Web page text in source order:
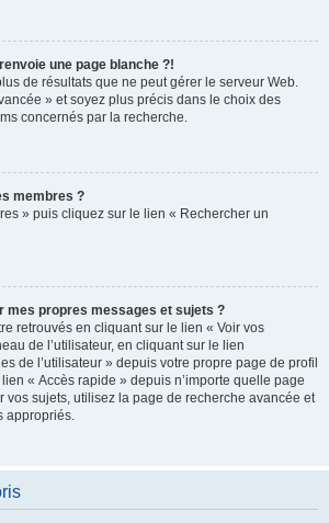
une page blanche ?!
de résultats que ne peut gérer le serveur Web.
» et soyez plus précis dans le choix des
concernés par la recherche.
membres ?
» puis cliquez sur le lien « Rechercher un
mes propres messages et sujets ?
retrouvés en cliquant sur le lien « Voir vos
de l’utilisateur, en cliquant sur le lien
de l’utilisateur » depuis votre propre page de profil
« Accès rapide » depuis n’importe quelle page
vos sujets, utilisez la page de recherche avancée et
appropriés.